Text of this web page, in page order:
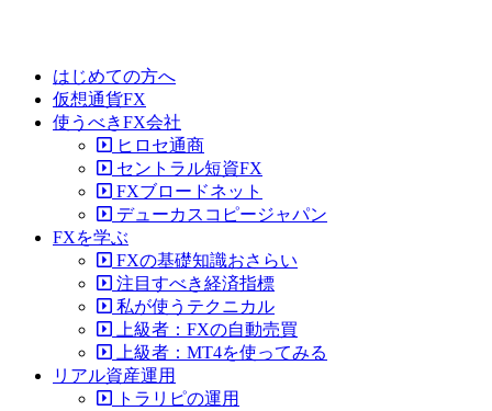
はじめての方へ
仮想通貨FX
使うべきFX会社
ヒロセ通商
セントラル短資FX
FXブロードネット
デューカスコピージャパン
FXを学ぶ
FXの基礎知識おさらい
注目すべき経済指標
私が使うテクニカル
上級者：FXの自動売買
上級者：MT4を使ってみる
リアル資産運用
トラリピの運用